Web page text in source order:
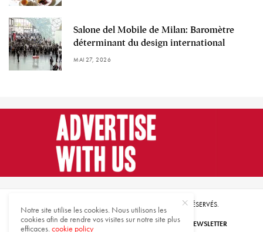
Salone del Mobile de Milan: Baromètre
déterminant du design international
MAI 27, 2026
© 2021 HARMONIES MAGAZINE. TOUS DROITS RÉSERVÉS.
ABONNEZ-VOUS INSCRIVEZ-VOUS À NOTRE NEWSLETTER
Notre site utilise les cookies. Nous utilisons les
cookies afin de rendre vos visites sur notre site plus
efficaces.cookie policy